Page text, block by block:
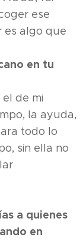
ese
es algo que
en tu
de mi
la ayuda,
todo lo
sin ella no
a quienes
en